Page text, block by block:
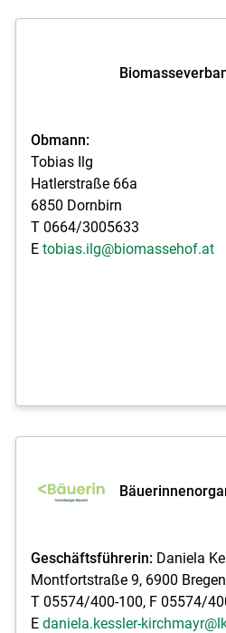
Obmann:
Tobias Ilg
Hatlerstraße 66a
6850 Dornbirn
T 0664/3005633
E tobias.ilg@biomassehof.at
Geschäftsführerin:Daniela
Montfortstraße 9, 6900
T 05574/400-100, F 05574/
E daniela.kessler-